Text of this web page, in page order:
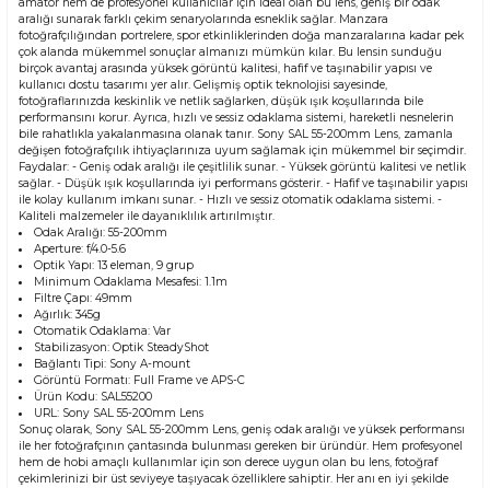
amatör hem de profesyonel kullanıcılar için ideal olan bu lens, geniş bir odak
aralığı sunarak farklı çekim senaryolarında esneklik sağlar. Manzara
fotoğrafçılığından portrelere, spor etkinliklerinden doğa manzaralarına kadar pek
çok alanda mükemmel sonuçlar almanızı mümkün kılar. Bu lensin sunduğu
birçok avantaj arasında yüksek görüntü kalitesi, hafif ve taşınabilir yapısı ve
kullanıcı dostu tasarımı yer alır. Gelişmiş optik teknolojisi sayesinde,
fotoğraflarınızda keskinlik ve netlik sağlarken, düşük ışık koşullarında bile
performansını korur. Ayrıca, hızlı ve sessiz odaklama sistemi, hareketli nesnelerin
bile rahatlıkla yakalanmasına olanak tanır. Sony SAL 55-200mm Lens, zamanla
değişen fotoğrafçılık ihtiyaçlarınıza uyum sağlamak için mükemmel bir seçimdir.
Faydalar: - Geniş odak aralığı ile çeşitlilik sunar. - Yüksek görüntü kalitesi ve netlik
sağlar. - Düşük ışık koşullarında iyi performans gösterir. - Hafif ve taşınabilir yapısı
ile kolay kullanım imkanı sunar. - Hızlı ve sessiz otomatik odaklama sistemi. -
Kaliteli malzemeler ile dayanıklılık artırılmıştır.
Odak Aralığı: 55-200mm
Aperture: f/4.0-5.6
Optik Yapı: 13 eleman, 9 grup
Minimum Odaklama Mesafesi: 1.1m
Filtre Çapı: 49mm
Ağırlık: 345g
Otomatik Odaklama: Var
Stabilizasyon: Optik SteadyShot
Bağlantı Tipi: Sony A-mount
Görüntü Formatı: Full Frame ve APS-C
Ürün Kodu: SAL55200
URL: Sony SAL 55-200mm Lens
Sonuç olarak, Sony SAL 55-200mm Lens, geniş odak aralığı ve yüksek performansı
ile her fotoğrafçının çantasında bulunması gereken bir üründür. Hem profesyonel
hem de hobi amaçlı kullanımlar için son derece uygun olan bu lens, fotoğraf
çekimlerinizi bir üst seviyeye taşıyacak özelliklere sahiptir. Her anı en iyi şekilde